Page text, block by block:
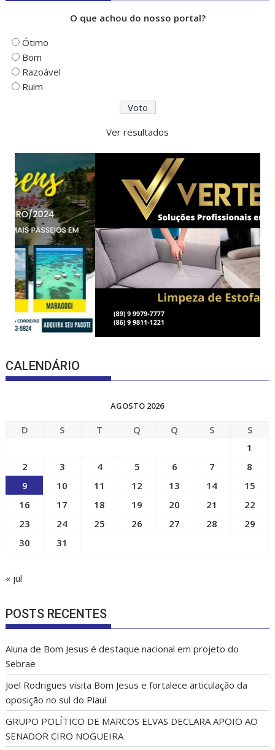
O que achou do nosso portal?
Ótimo
Bom
Razoável
Ruim
Ver resultados
CALENDÁRIO
AGOSTO 2026
D S T Q Q S
S
1
2
3 4 5 6 7
8
9
10 11 12 13 14
15
16
17 18 19 20 21
22
23
24 25 26 27 28
29
30
31
« jul
POSTS RECENTES
Aluna de Bom Jesus é destaque nacional em projeto do
Sebrae
Joel Rodrigues visita Bom Jesus e fortalece articulação da
oposição no sul do Piauí
GRUPO POLÍTICO DE MARCOS ELVAS DECLARA APOIO AO
SENADOR CIRO NOGUEIRA